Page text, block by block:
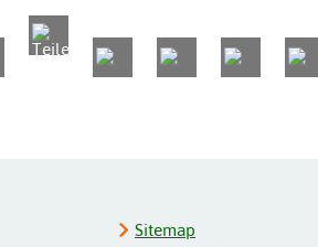
Sitemap